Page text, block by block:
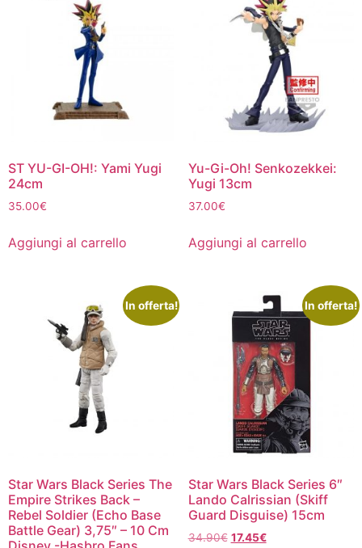
ST YU-GI-OH!: Yami Yugi
24cm
35.00€
Aggiungi al carrello
Yu-Gi-Oh! Senkozekkei:
Yugi 13cm
37.00€
Aggiungi al carrello
In offerta!
Star Wars Black Series The
Empire Strikes Back –
Rebel Soldier (Echo Base
Battle Gear) 3,75″ – 10 Cm
In offerta!
Star Wars Black Series 6″
Lando Calrissian (Skiff
Guard Disguise) 15cm
34.90€ Il
17.45€Il